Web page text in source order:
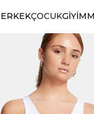
ERKEKÇOCUKGİYİM